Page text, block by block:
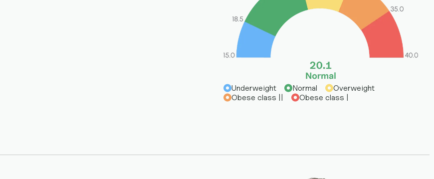
Underweight Normal
Overweight
Obese class ||
Obese class |